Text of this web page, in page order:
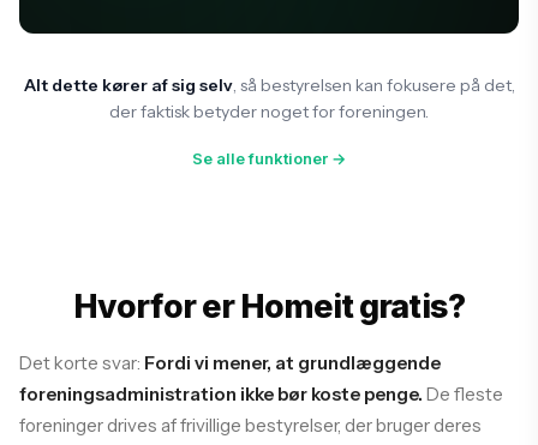
Alt dette kører af sig selv, så bestyrelsen kan fokusere på det,
der faktisk betyder noget for foreningen.
Se alle funktioner →
Hvorfor er Homeit gratis?
Det korte svar: Fordi vi mener, at grundlæggende
foreningsadministration ikke bør koste penge. De fleste
foreninger drives af frivillige bestyrelser, der bruger deres